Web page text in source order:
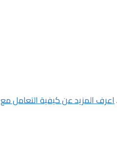
اعرف المزيد عن كيفية التعامل مع